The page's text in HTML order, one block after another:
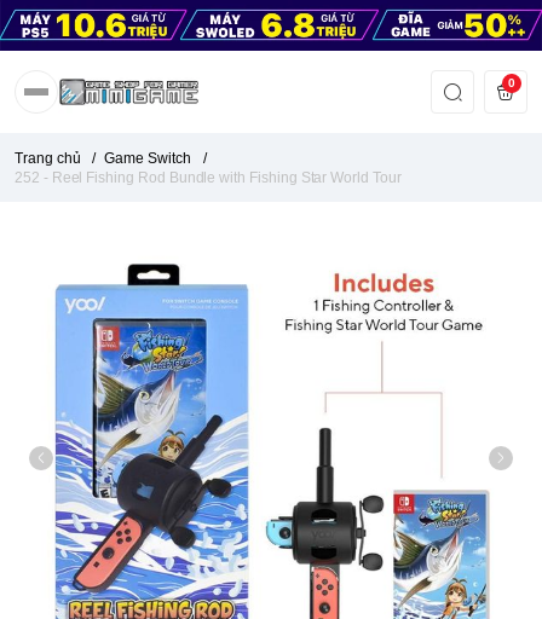
0
Trang chủ / Game Switch
/
252 - Reel Fishing Rod Bundle with Fishing Star World Tour